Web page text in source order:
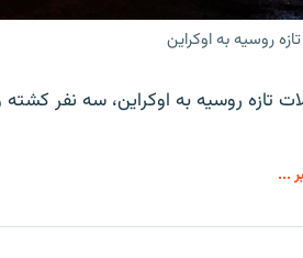
روسیه به اوکراین
تازه روسیه به اوکراین، سه نفر
...